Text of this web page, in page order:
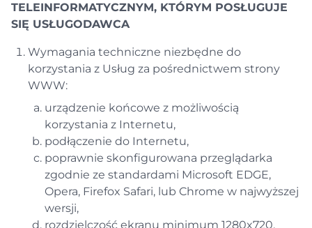
TELEINFORMATYCZNYM, KTÓRYM POSŁUGUJE
SIĘ USŁUGODAWCA
Wymagania techniczne niezbędne do
korzystania z Usług za pośrednictwem strony
WWW:
urządzenie końcowe z możliwością
korzystania z Internetu,
podłączenie do Internetu,
poprawnie skonfigurowana przeglądarka
zgodnie ze standardami Microsoft EDGE,
Opera, Firefox Safari, lub Chrome w najwyższej
wersji,
rozdzielczość ekranu minimum 1280x720,